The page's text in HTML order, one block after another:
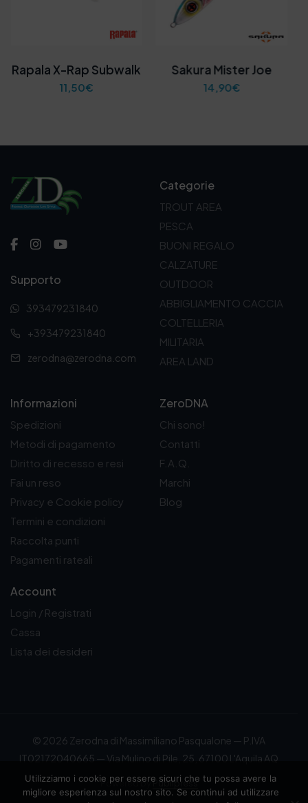
Rapala X-Rap Subwalk
11,50€
Sakura Mister Joe
14,90€
Supporto
393479231840
+393479231840
zerodna@zerodna.com
Categorie
TROUT AREA
PESCA
BUONI REGALO
CALZATURE
OUTDOOR
ABBIGLIAMENTO CACCIA
COLTELLERIA
MILITARIA
AREA LAND
Informazioni
Spedizioni
Metodi di pagamento
Diritto di recesso e resi
Fai un reso
Privacy e Cookie policy
Termini e condizioni
Raccolta punti
Pagamenti rateali
Account
Login / Registrati
Cassa
Lista dei desideri
ZeroDNA
Chi sono!
Contatti
F.A.Q.
Marchi
Blog
© 2026 Zerodna di Massimiliano Pasqualone — P.IVA
IT02172040665 — Via Mulino di Pile, 25, 67100 L'Aquila AQ
Powered byPublipress
Utilizziamo i cookie per essere sicuri che tu possa avere la
migliore esperienza sul nostro sito. Se continui ad utilizzare